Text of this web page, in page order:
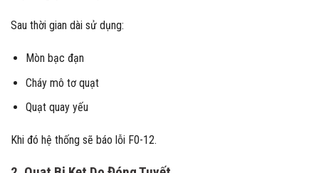
Sau thời gian dài sử dụng:
Mòn bạc đạn
Cháy mô tơ quạt
Quạt quay yếu
Khi đó hệ thống sẽ báo lỗi F0-12.